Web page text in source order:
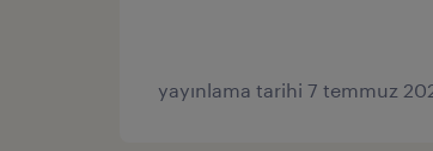
yayınlama tarihi 7 temmuz